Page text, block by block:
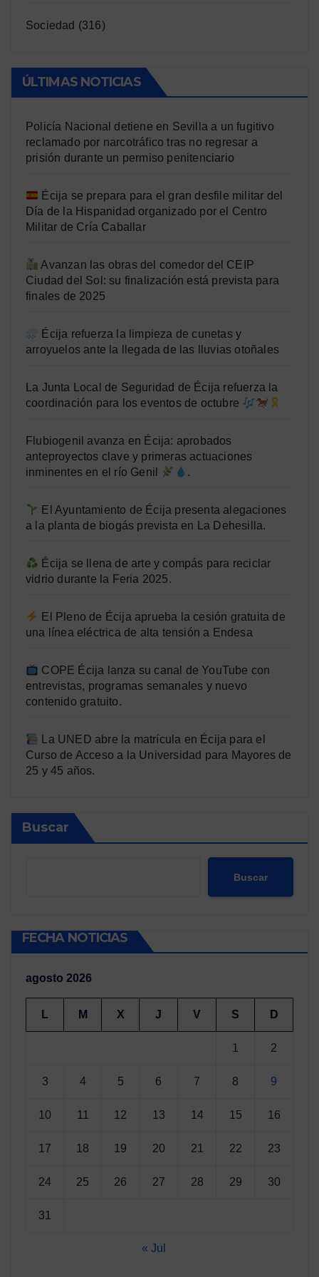
Sociedad (316)
ÚLTIMAS NOTICIAS
Policía Nacional detiene en Sevilla a un fugitivo
reclamado por narcotráfico tras no regresar a
prisión durante un permiso penitenciario
Écija se prepara para el gran desfile militar del
Día de la Hispanidad organizado por el Centro
Militar de Cría Caballar
Avanzan las obras del comedor del CEIP
Ciudad del Sol: su finalización está prevista para
finales de 2025
Écija refuerza la limpieza de cunetas y
arroyuelos ante la llegada de las lluvias otoñales
La Junta Local de Seguridad de Écija refuerza la
coordinación para los eventos de octubre
Flubiogenil avanza en Écija: aprobados
anteproyectos clave y primeras actuaciones
inminentes en el río Genil
.
El Ayuntamiento de Écija presenta alegaciones
a la planta de biogás prevista en La Dehesilla.
Écija se llena de arte y compás para reciclar
vidrio durante la Feria 2025.
El Pleno de Écija aprueba la cesión gratuita de
una línea eléctrica de alta tensión a Endesa
COPE Écija lanza su canal de YouTube con
entrevistas, programas semanales y nuevo
contenido gratuito.
La UNED abre la matrícula en Écija para el
Curso de Acceso a la Universidad para Mayores de
25 y 45 años.
Buscar
Buscar
FECHA NOTICIAS
agosto 2026
L M X J V S D
1 2
3 4 5 6 7 8 9
10 11 12 13 14 15 16
17 18 19 20 21 22 23
24 25 26 27 28 29 30
31
« Jul